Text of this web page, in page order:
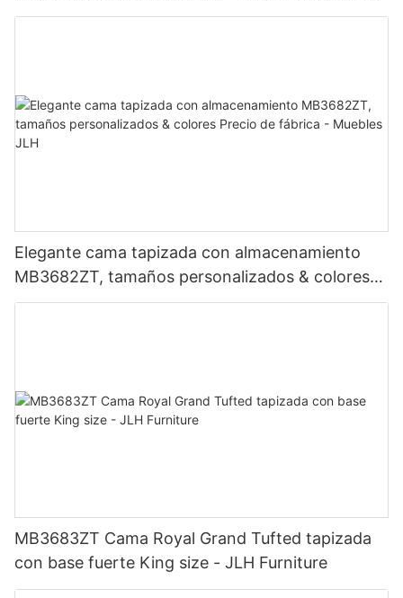
Elegante cama tapizada con almacenamiento
MB3682ZT, tamaños personalizados & colores
Precio de fábrica - Muebles JLH
MB3683ZT Cama Royal Grand Tufted tapizada
con base fuerte King size - JLH Furniture